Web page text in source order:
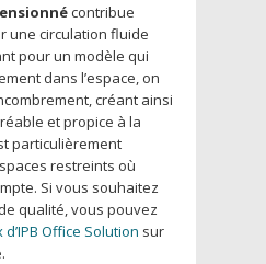
contribue
une circulation fluide
pour un modèle qui
dans l’espace, on
créant ainsi
et propice à la
particulièrement
restreints où
Si vous souhaitez
qualité, vous pouvez
Office Solution sur